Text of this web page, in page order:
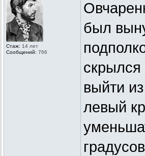
Стаж: 14 лет
Сообщений: 766
был
скрылся
выйти
левый